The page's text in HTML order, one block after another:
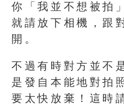
你「我並不想被拍
就請放下相機，跟
開。
不過有時對方並不
是發自本能地對拍
要太快放棄！這時